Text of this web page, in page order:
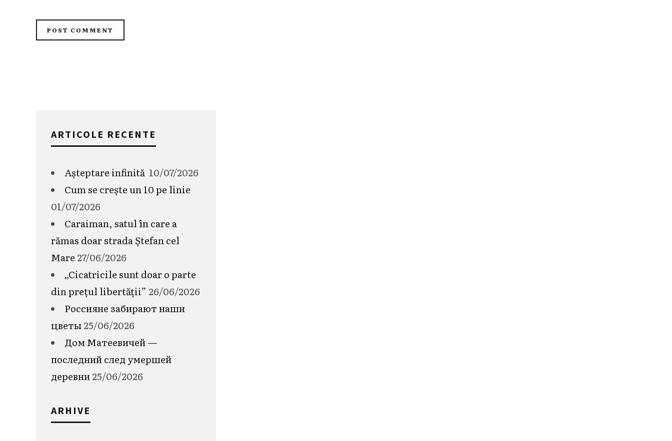
ARTICOLE RECENTE
Așteptare infinită 10/07/2026
Cum se crește un 10 pe linie
01/07/2026
Caraiman, satul în care a
rămas doar strada Ștefan cel
Mare 27/06/2026
„Cicatricile sunt doar o parte
din prețul libertății” 26/06/2026
Россияне забирают наши
цветы25/06/2026
Дом Матеевичей —
последний след умершей
деревни25/06/2026
ARHIVE